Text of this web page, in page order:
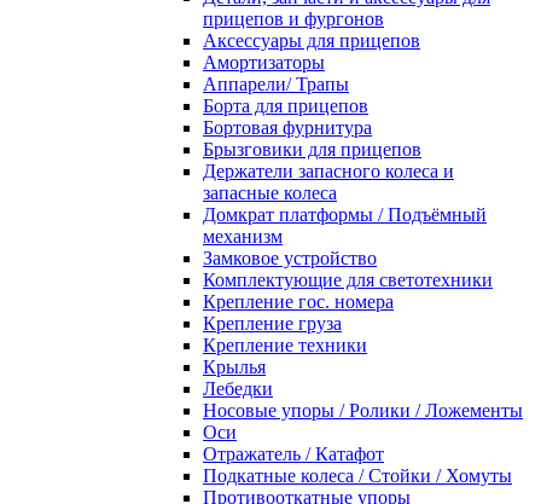
прицепов и фургонов
Аксессуары для прицепов
Амортизаторы
Аппарели/ Трапы
Борта для прицепов
Бортовая фурнитура
Брызговики для прицепов
Держатели запасного колеса и
запасные колеса
Домкрат платформы / Подъёмный
механизм
Замковое устройство
Комплектующие для светотехники
Крепление гос. номера
Крепление груза
Крепление техники
Крылья
Лебедки
Носовые упоры / Ролики / Ложементы
Оси
Отражатель / Катафот
Подкатные колеса / Стойки / Хомуты
Противооткатные упоры